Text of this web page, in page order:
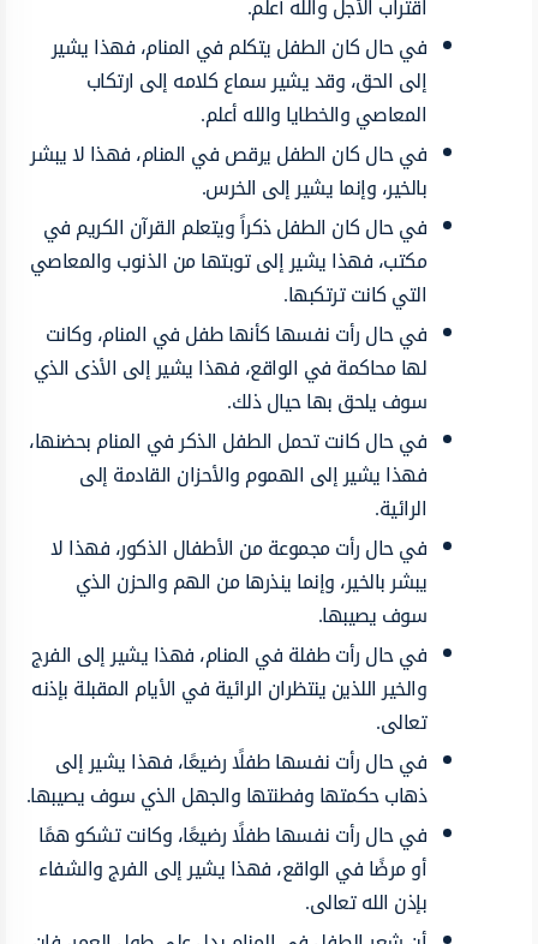
اقتراب الأجل والله أعلم.
في حال كان الطفل يتكلم في المنام، فهذا يشير
إلى الحق، وقد يشير سماع كلامه إلى ارتكاب
المعاصي والخطايا والله أعلم.
في حال كان الطفل يرقص في المنام، فهذا لا يبشر
بالخير، وإنما يشير إلى الخرس.
في حال كان الطفل ذكراً ويتعلم القرآن الكريم في
مكتب، فهذا يشير إلى توبتها من الذنوب والمعاصي
التي كانت ترتكبها.
في حال رأت نفسها كأنها طفل في المنام، وكانت
لها محاكمة في الواقع، فهذا يشير إلى الأذى الذي
سوف يلحق بها حيال ذلك.
في حال كانت تحمل الطفل الذكر في المنام بحضنها،
فهذا يشير إلى الهموم والأحزان القادمة إلى
الرائية.
في حال رأت مجموعة من الأطفال الذكور، فهذا لا
يبشر بالخير، وإنما ينذرها من الهم والحزن الذي
سوف يصيبها.
في حال رأت طفلة في المنام، فهذا يشير إلى الفرج
والخير اللذين ينتظران الرائية في الأيام المقبلة بإذنه
تعالى.
في حال رأت نفسها طفلًا رضيعًا، فهذا يشير إلى
ذهاب حكمتها وفطنتها والجهل الذي سوف يصيبها.
في حال رأت نفسها طفلًا رضيعًا، وكانت تشكو همًا
أو مرضًا في الواقع، فهذا يشير إلى الفرج والشفاء
بإذن الله تعالى.